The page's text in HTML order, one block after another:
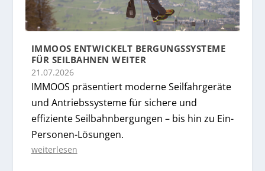
IMMOOS ENTWICKELT BERGUNGSSYSTEME
FÜR SEILBAHNEN WEITER
21.07.2026
IMMOOS präsentiert moderne Seilfahrgeräte
und Antriebssysteme für sichere und
effiziente Seilbahnbergungen – bis hin zu Ein-
Personen-Lösungen.
weiterlesen